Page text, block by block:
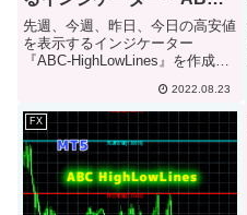
HighLowLines』【MT4】
先週、今週、昨日、今日の高安値
を表示するインジケーター
『ABC-HighLowLines』を作成し
て先週、今週、昨日、今日の高安
値のうち、最大６本の水平線を引
き、価格を中央に表示します。水
平線の色、太さを変更す...
2022.08.23
FX